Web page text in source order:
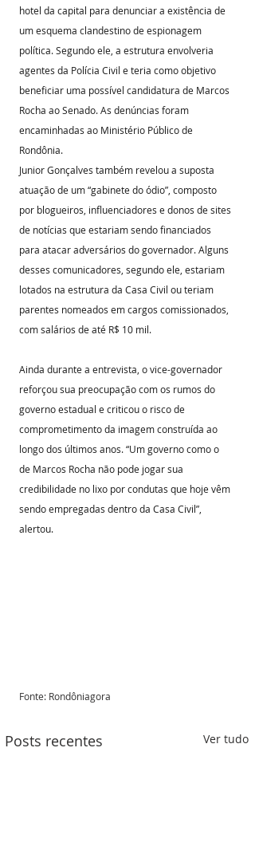
hotel da capital para denunciar a existência de
um esquema clandestino de espionagem
política. Segundo ele, a estrutura envolveria
agentes da Polícia Civil e teria como objetivo
beneficiar uma possível candidatura de Marcos
Rocha ao Senado. As denúncias foram
encaminhadas ao Ministério Público de
Rondônia.
Junior Gonçalves também revelou a suposta
atuação de um “gabinete do ódio”, composto
por blogueiros, influenciadores e donos de sites
de notícias que estariam sendo financiados
para atacar adversários do governador. Alguns
desses comunicadores, segundo ele, estariam
lotados na estrutura da Casa Civil ou teriam
parentes nomeados em cargos comissionados,
com salários de até R$ 10 mil.
Ainda durante a entrevista, o vice-governador
reforçou sua preocupação com os rumos do
governo estadual e criticou o risco de
comprometimento da imagem construída ao
longo dos últimos anos. “Um governo como o
de Marcos Rocha não pode jogar sua
credibilidade no lixo por condutas que hoje vêm
sendo empregadas dentro da Casa Civil”,
alertou.
Fonte: Rondôniagora
Posts recentes Ver tudo